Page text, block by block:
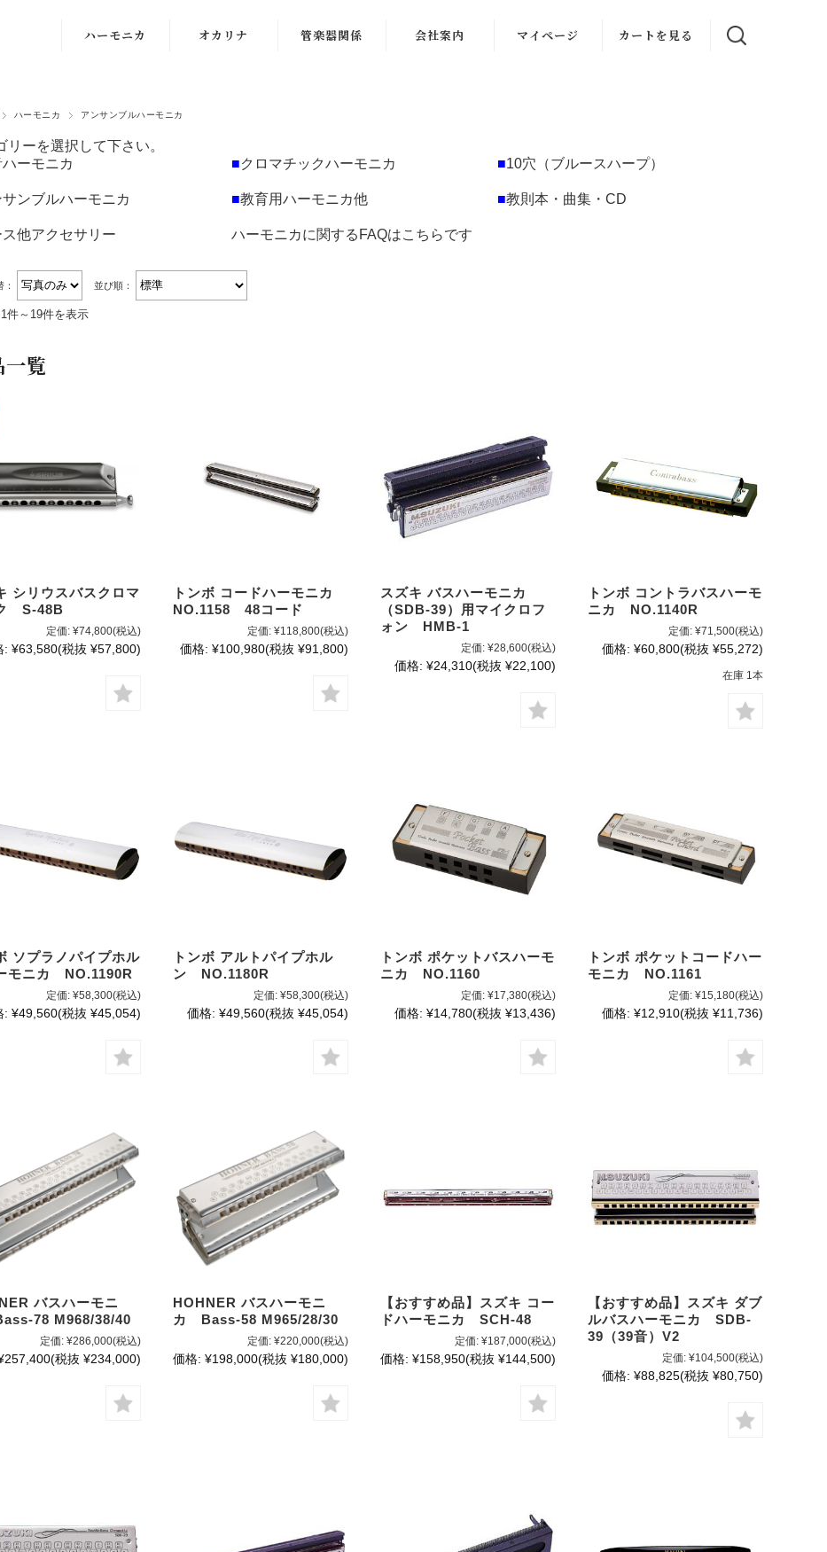
ハーモニカ
クロマチックハ
ーモニカ
ーモニカ
教育用ハーモニ
カその他
オカリナ 管楽器関係 会社案内 マイページ カートを見る
ハーモニカ アンサンブルハーモニカ
リーを選択して下さい。
ーモニカ ■クロマチックハーモニカ ■10穴（ブルースハープ）
サンブルハーモニカ ■教育用ハーモニカ他 ■教則本・曲集・CD
他アクセサリー ハーモニカに関するFAQはこちらです
： 並び順：
件～19件を表示
覧
シリウスバスクロマ
S-48B
定価: ¥74,800(税込)
: ¥63,580(税抜 ¥57,800)
トンボ コードハーモニカ
NO.1158 48コード
定価: ¥118,800(税込)
価格: ¥100,980(税抜 ¥91,800)
スズキ バスハーモニカ
（SDB-39）用マイクロフ
ォン HMB-1
定価: ¥28,600(税込)
価格: ¥24,310(税抜 ¥22,100)
トンボ コントラバスハーモ
ニカ NO.1140R
定価: ¥71,500(税込)
価格: ¥60,800(税抜 ¥55,272)
在庫 1本
ソプラノパイプホル
モニカ NO.1190R
定価: ¥58,300(税込)
: ¥49,560(税抜 ¥45,054)
トンボ アルトパイプホル
ン NO.1180R
定価: ¥58,300(税込)
価格: ¥49,560(税抜 ¥45,054)
トンボ ポケットバスハーモ
ニカ NO.1160
定価: ¥17,380(税込)
価格: ¥14,780(税抜 ¥13,436)
トンボ ポケットコードハー
モニカ NO.1161
定価: ¥15,180(税込)
価格: ¥12,910(税抜 ¥11,736)
バスハーモニ
78 M968/38/40
定価: ¥286,000(税込)
(税抜 ¥234,000)
HOHNER バスハーモニ
カ Bass-58 M965/28/30
定価: ¥220,000(税込)
価格: ¥198,000(税抜 ¥180,000)
【おすすめ品】スズキ コー
ドハーモニカ SCH-48
定価: ¥187,000(税込)
価格: ¥158,950(税抜 ¥144,500)
【おすすめ品】スズキ ダブ
ルバスハーモニカ SDB-
39（39音）V2
定価: ¥104,500(税込)
価格: ¥88,825(税抜 ¥80,750)